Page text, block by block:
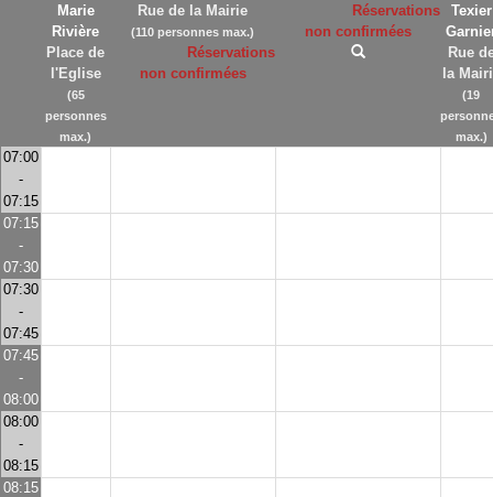
Marie
Rivière
Place de
l'Eglise
(65
personnes
max.)
Rue de la Mairie
(110 personnes max.)
Réservations
non confirmées
Réservations
non confirmées
Texier
Rue
la
(19
max.)
07:00
-
07:15
07:15
-
07:30
07:30
-
07:45
07:45
-
08:00
08:00
-
08:15
08:15